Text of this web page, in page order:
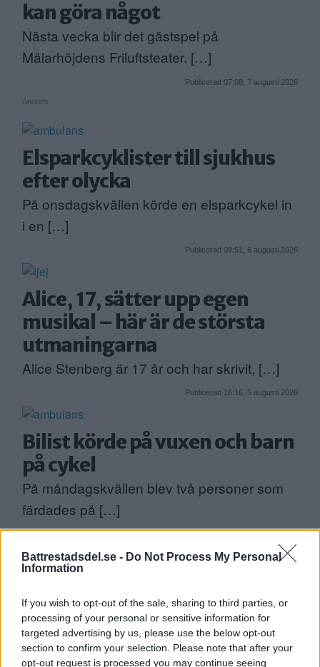
Battrestadsdel.se - Do Not Process My Personal
Information
If you wish to opt-out of the sale, sharing to third parties, or
processing of your personal or sensitive information for
targeted advertising by us, please use the below opt-out
section to confirm your selection. Please note that after your
opt-out request is processed you may continue seeing
kan göra något
Nästa vecka blir det gästspel på
Mälarhöjdens Friluftsteater. […]
Publicerad 07:08, 7 augusti 2026
Annons:
Elsparkcyklister till sjukhus
efter olycka
På onsdagskvällen körde en elsparkcykel in
i en […]
Publicerad 09:51, 6 augusti 2026
Alice, 17, sätter upp egen
musikal – här är de största
utmaningarna
Alice Stenberg är 17 år och har skrivit, […]
Publicerad 16:16, 5 augusti 2026
Bilist körde på vuxen och barn
på cykel
På måndagskvällen blev två personer som
färdades på […]
Publicerad 08:58, 4 augusti 2026
När onlinecasino blir en del av
den digitala vardagen i södra